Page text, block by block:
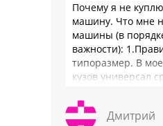
Почему я не
машину. Что мне
машины (в
важности):
типоразмер. В
кузов универсал
быть уверенным,
везде довезет и …
Дмитрий